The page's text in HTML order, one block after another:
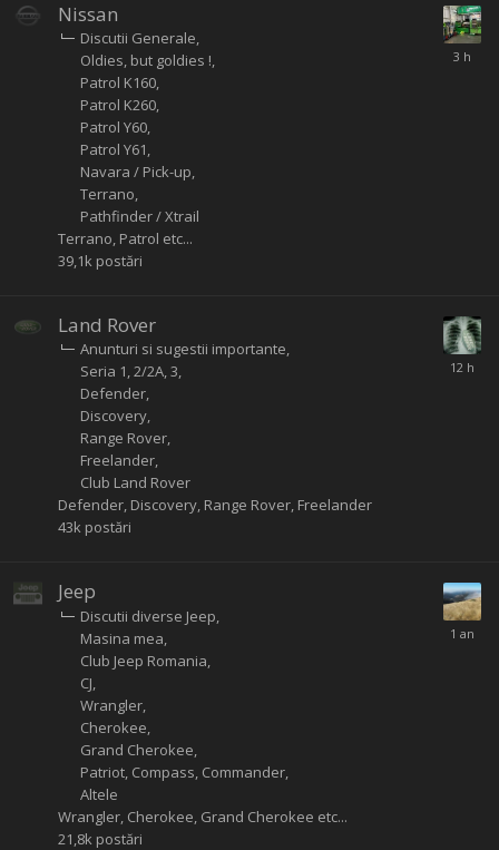
Nissan
Discutii Generale
Oldies, but goldies !
Patrol K160
Patrol K260
Patrol Y60
Patrol Y61
Navara / Pick-up
Terrano
Pathfinder / Xtrail
Terrano, Patrol etc...
39,1k postări
Land Rover
Anunturi si sugestii importante
Seria 1, 2/2A, 3
Defender
Discovery
Range Rover
Freelander
Club Land Rover
Defender, Discovery, Range Rover, Freelander
43k postări
Jeep
Discutii diverse Jeep
Masina mea
Club Jeep Romania
CJ
Wrangler
Cherokee
Grand Cherokee
Patriot, Compass, Commander
Altele
Wrangler, Cherokee, Grand Cherokee etc...
21,8k postări